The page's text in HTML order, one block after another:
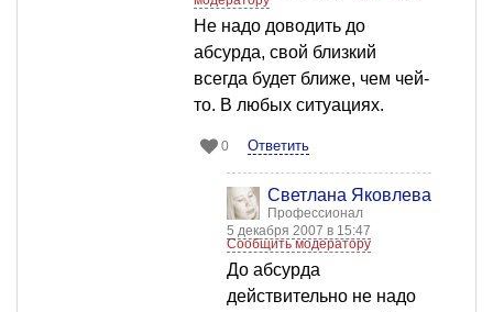
Не надо доводить до
абсурда, свой близкий
всегда будет ближе, чем чей-
то. В любых ситуациях.
0 Ответить
Светлана Яковлева
Профессионал
5 декабря 2007 в 15:47
Сообщить модератору
До абсурда
действительно не надо